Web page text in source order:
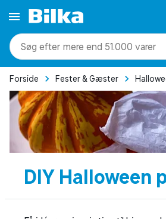
mere end 51.000 varer
Forside Fester & Gæster
DIY Halloween